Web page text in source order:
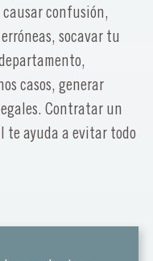
confusión,
socavar tu
casos, generar
Contratar un
te ayuda a evitar todo